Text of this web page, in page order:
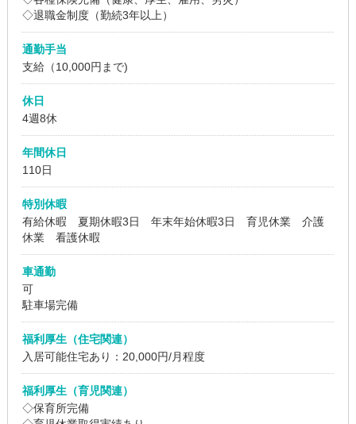
◇退職金制度（勤続3年以上）
通勤手当
支給（10,000円まで)
休日
4週8休
年間休日
110日
特別休暇
有給休暇 夏期休暇3日 年末年始休暇3日 育児休業 介護
休業 看護休暇
車通勤
可
駐車場完備
福利厚生（住宅関連）
入居可能住宅あり：20,000円/月程度
福利厚生（育児関連）
◇保育所完備